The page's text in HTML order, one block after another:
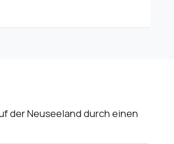
der Neuseeland durch einen